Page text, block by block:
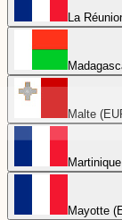
La
Malte
Mayotte